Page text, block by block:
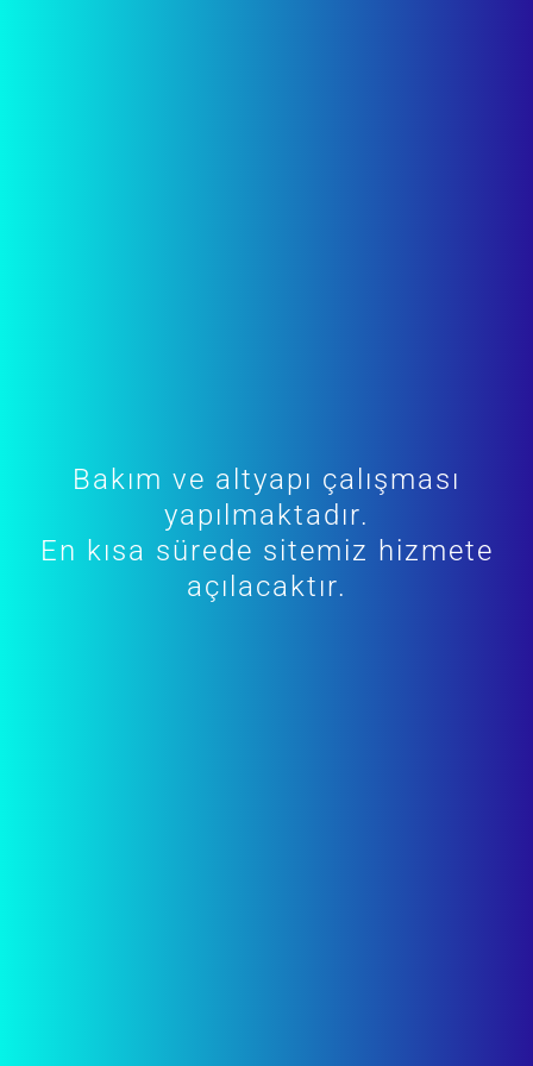
Bakım ve altyapı çalışması
yapılmaktadır.
En kısa sürede sitemiz hizmete
açılacaktır.